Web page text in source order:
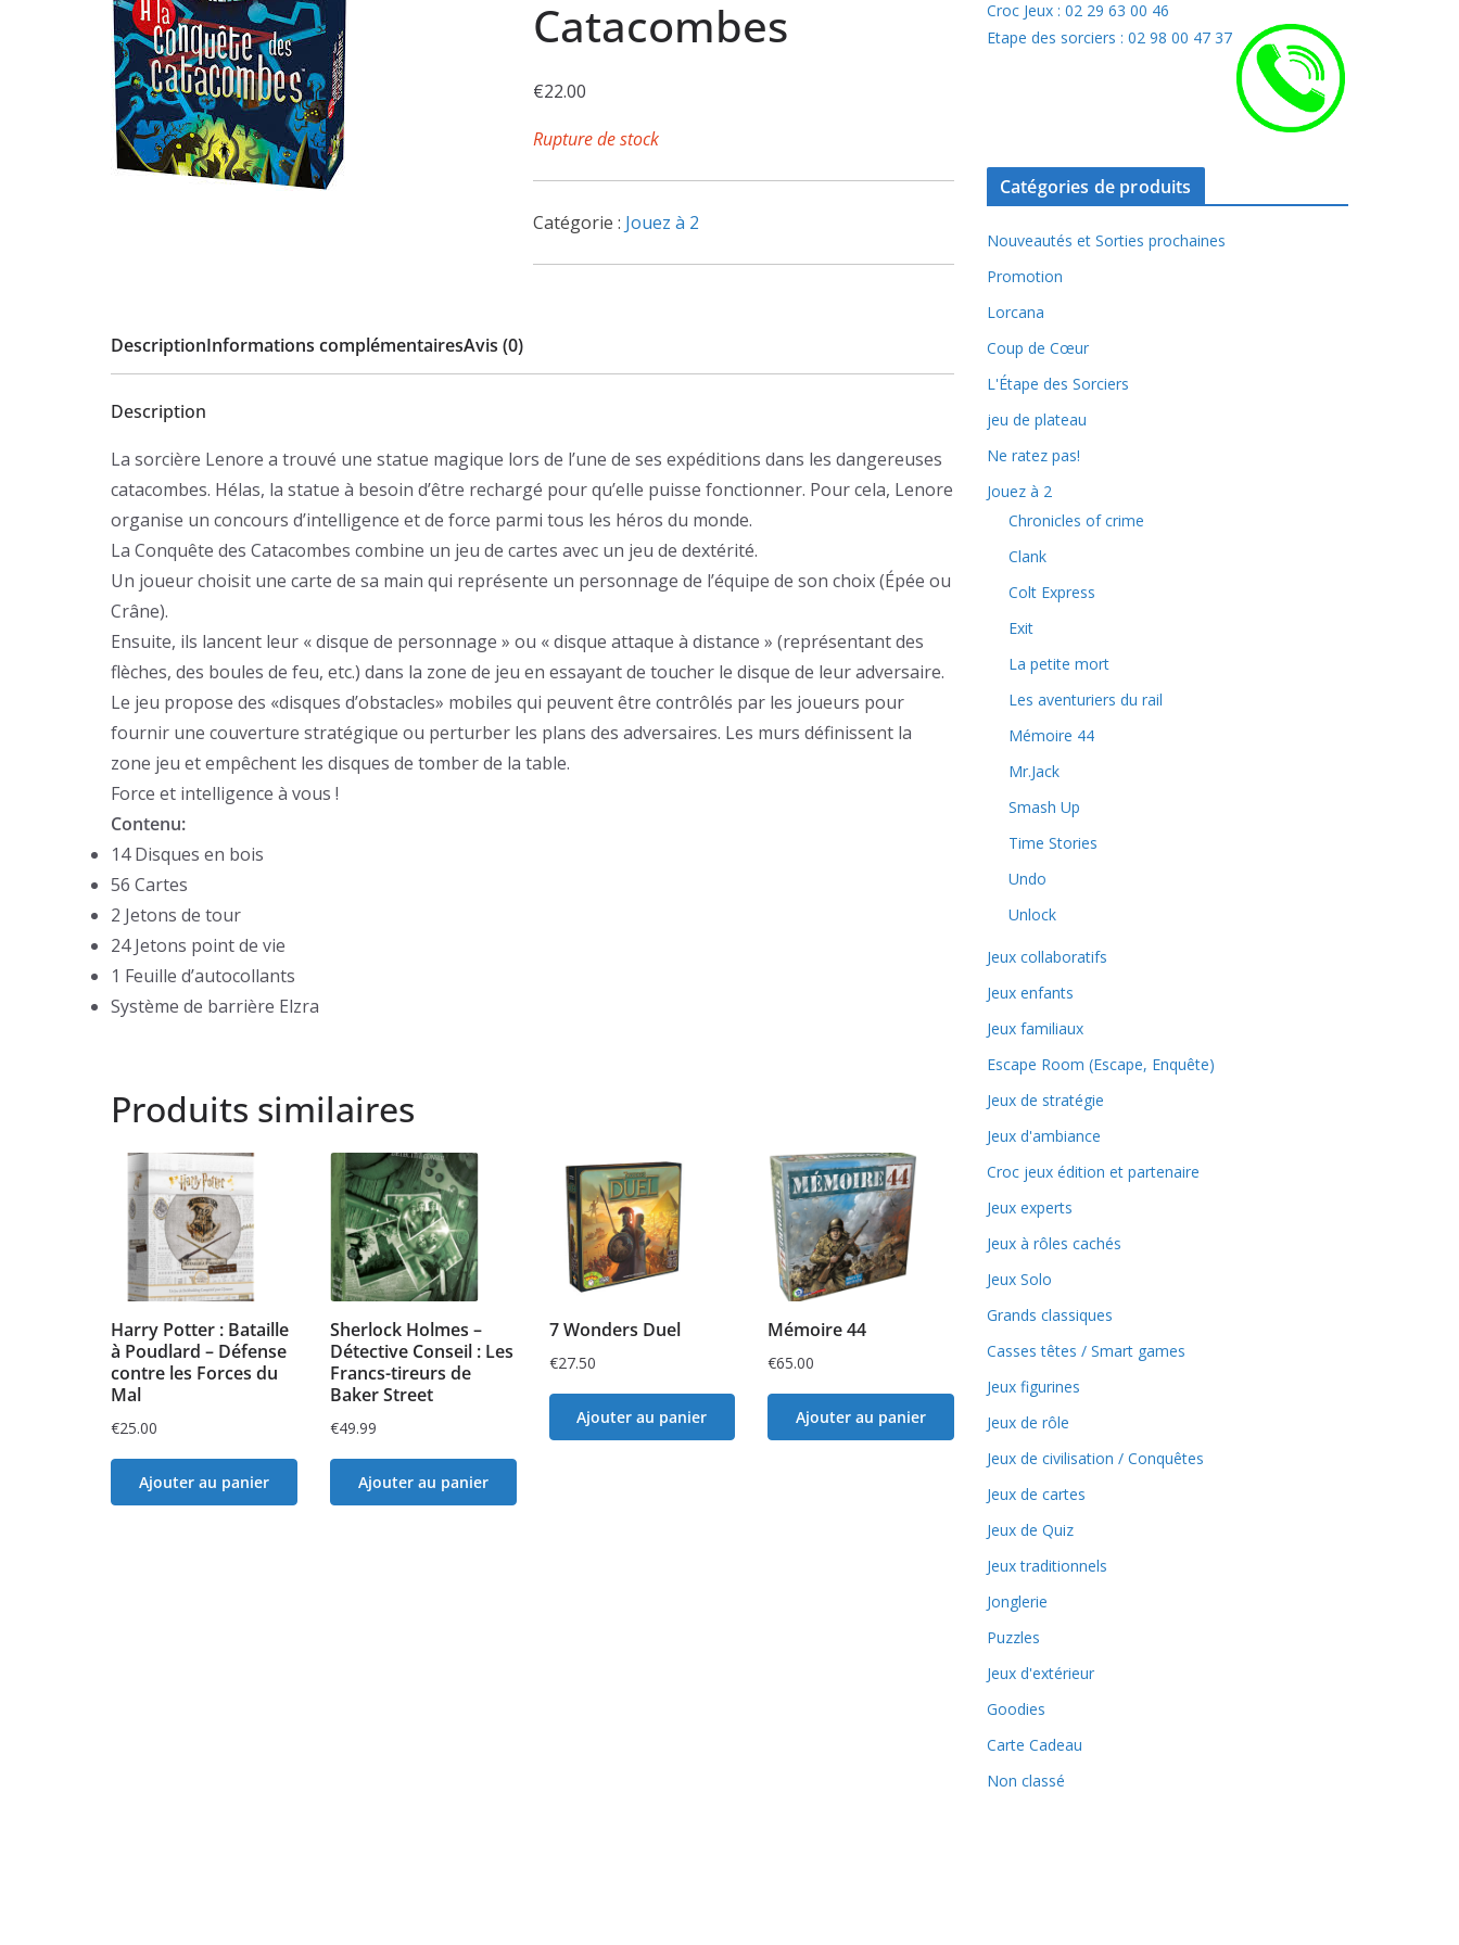
Catacombes
€22.00
Rupture de stock
Catégorie : Jouez à 2
DescriptionInformations complémentairesAvis (0)
Description
La sorcière Lenore a trouvé une statue magique lors de l’une de ses expéditions dans les dangereuses
catacombes. Hélas, la statue à besoin d’être rechargé pour qu’elle puisse fonctionner. Pour cela, Lenore
organise un concours d’intelligence et de force parmi tous les héros du monde.
La Conquête des Catacombes combine un jeu de cartes avec un jeu de dextérité.
Un joueur choisit une carte de sa main qui représente un personnage de l’équipe de son choix (Épée ou
Crâne).
Ensuite, ils lancent leur « disque de personnage » ou « disque attaque à distance » (représentant des
flèches, des boules de feu, etc.) dans la zone de jeu en essayant de toucher le disque de leur adversaire.
Le jeu propose des «disques d’obstacles» mobiles qui peuvent être contrôlés par les joueurs pour
fournir une couverture stratégique ou perturber les plans des adversaires. Les murs définissent la
zone jeu et empêchent les disques de tomber de la table.
Force et intelligence à vous !
Contenu:
14 Disques en bois
56 Cartes
2 Jetons de tour
24 Jetons point de vie
1 Feuille d’autocollants
Système de barrière Elzra
Produits similaires
Harry Potter : Bataille
à Poudlard – Défense
contre les Forces du
Mal
€25.00
Ajouter au panier
Sherlock Holmes –
Détective Conseil : Les
Francs-tireurs de
Baker Street
€49.99
Ajouter au panier
7 Wonders Duel
€27.50
Ajouter au panier
Mémoire 44
€65.00
Ajouter au panier
Croc Jeux : 02 29 63 00 46
Etape des sorciers : 02 98 00 47 37
Catégories de produits
Nouveautés et Sorties prochaines
Promotion
Lorcana
Coup de Cœur
L'Étape des Sorciers
jeu de plateau
Ne ratez pas!
Jouez à 2
Chronicles of crime
Clank
Colt Express
Exit
La petite mort
Les aventuriers du rail
Mémoire 44
Mr.Jack
Smash Up
Time Stories
Undo
Unlock
Jeux collaboratifs
Jeux enfants
Jeux familiaux
Escape Room (Escape, Enquête)
Jeux de stratégie
Jeux d'ambiance
Croc jeux édition et partenaire
Jeux experts
Jeux à rôles cachés
Jeux Solo
Grands classiques
Casses têtes / Smart games
Jeux figurines
Jeux de rôle
Jeux de civilisation / Conquêtes
Jeux de cartes
Jeux de Quiz
Jeux traditionnels
Jonglerie
Puzzles
Jeux d'extérieur
Goodies
Carte Cadeau
Non classé